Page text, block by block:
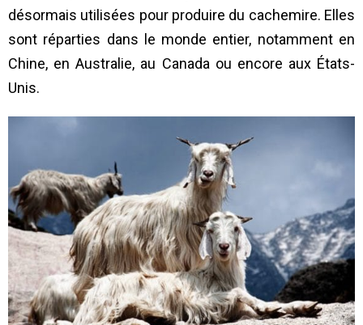
désormais utilisées pour produire du cachemire. Elles
sont réparties dans le monde entier, notamment en
Chine, en Australie, au Canada ou encore aux États-
Unis.